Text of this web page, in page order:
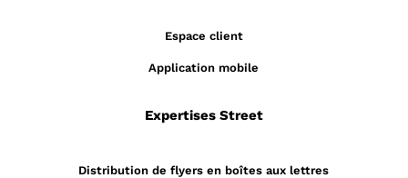
Espace client
Application mobile
Expertises Street
Distribution de flyers en boîtes aux lettres